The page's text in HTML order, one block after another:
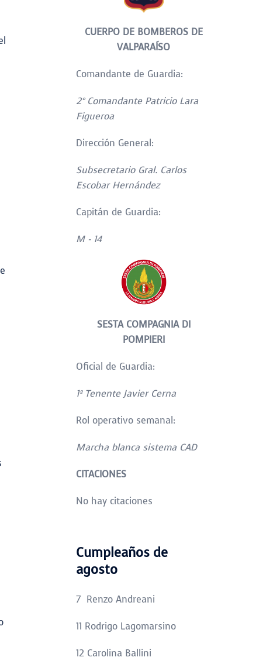
CUERPO DE BOMBEROS DE
VALPARAÍSO
Comandante de Guardia:
2° Comandante Patricio Lara
Figueroa
Dirección General:
Subsecretario Gral. Carlos
Escobar Hernández
Capitán de Guardia:
M - 14
SESTA COMPAGNIA DI
POMPIERI
Oficial de Guardia:
1º Tenente Javier Cerna
Rol operativo semanal:
Marcha blanca sistema CAD
CITACIONES
No hay citaciones
Cumpleaños de
agosto
7 Renzo Andreani
11 Rodrigo Lagomarsino
12 Carolina Ballini